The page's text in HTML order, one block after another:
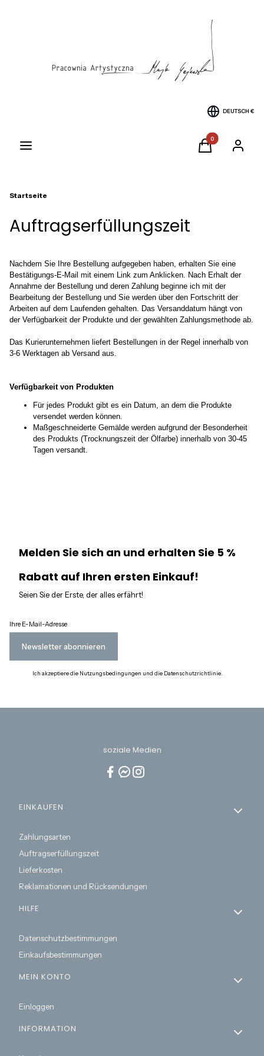
DEUTSCH €
Menü Produkte im
Warenkorb
Startseite
Auftragserfüllungszeit
Nachdem Sie Ihre Bestellung aufgegeben haben, erhalten Sie eine
Bestätigungs-E-Mail mit einem Link zum Anklicken. Nach Erhalt der
Annahme der Bestellung und deren Zahlung beginne ich mit der
Bearbeitung der Bestellung und Sie werden über den Fortschritt der
Arbeiten auf dem Laufenden gehalten. Das Versanddatum hängt von
der Verfügbarkeit der Produkte und der gewählten Zahlungsmethode ab.
Das Kurierunternehmen liefert Bestellungen in der Regel innerhalb von
3-6 Werktagen ab Versand aus.
Verfügbarkeit von Produkten
Für jedes Produkt gibt es ein Datum, an dem die Produkte
versendet werden können.
Maßgeschneiderte Gemälde werden aufgrund der Besonderheit
des Produkts (Trocknungszeit der Ölfarbe) innerhalb von 30-45
Tagen versandt.
Melden Sie sich an und erhalten Sie 5 %
Rabatt auf Ihren ersten Einkauf!
Seien Sie der Erste, der alles erfährt!
Ihre E-Mail-Adresse
Newsletter abonnieren
Ich akzeptiere die Nutzungsbedingungen und die Datenschutzrichtlinie.
soziale Medien
Fußzeilenmenü
EINKAUFEN
Zahlungsarten
Auftragserfüllungszeit
Lieferkosten
Reklamationen und Rücksendungen
HILFE
Datenschutzbestimmungen
Einkaufsbestimmungen
MEIN KONTO
Einloggen
INFORMATION